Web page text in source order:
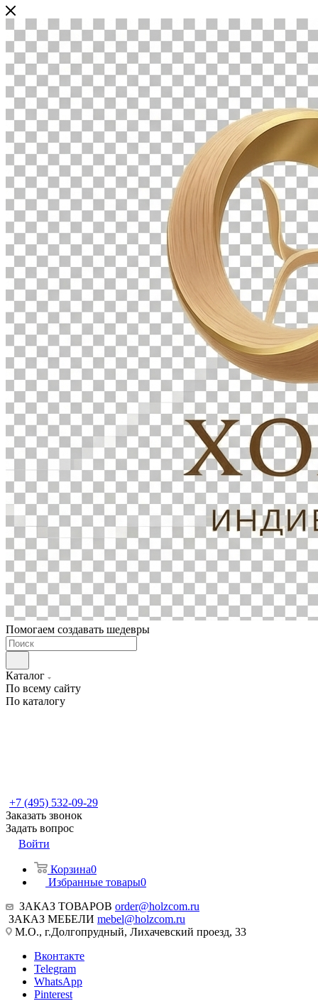
Помогаем создавать шедевры
Каталог
По всему сайту
По каталогу
+7 (495) 532-09-29
Заказать звонок
Задать вопрос
Войти
Корзина0
Избранные товары0
ЗАКАЗ ТОВАРОВ order@holzcom.ru
ЗАКАЗ МЕБЕЛИ mebel@holzcom.ru
М.О., г.Долгопрудный, Лихачевский проезд, 33
Вконтакте
Telegram
WhatsApp
Pinterest